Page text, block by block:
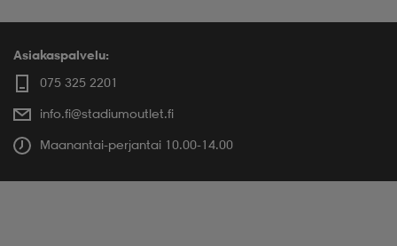
Asiakaspalvelu:
075 325 2201
info.fi@stadiumoutlet.fi
Maanantai-perjantai 10.00-14.00